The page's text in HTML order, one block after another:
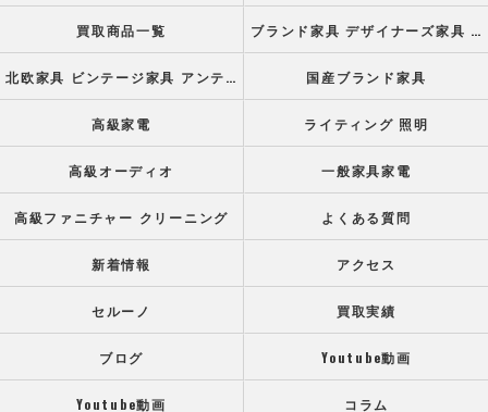
買取商品一覧 ブランド家具 デザイナーズ家具 高級オフィス家具
北欧家具 ビンテージ家具 アンティーク家具 国産ブランド家具
高級家電 ライティング 照明
高級オーディオ 一般家具家電
高級ファニチャー クリーニング よくある質問
新着情報 アクセス
セルーノ 買取実績
ブログ Youtube動画
Youtube動画 コラム